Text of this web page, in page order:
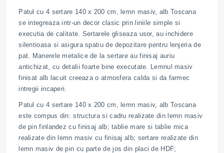
Patul cu 4 sertare 140 x 200 cm, lemn masiv, alb Toscana
se integreaza intr-un decor clasic prin liniile simple si
executia de calitate. Sertarele gliseaza usor, au inchidere
silentioasa si asigura spatiu de depozitare pentru lenjeria de
pat. Manerele metalice de la sertare au finisaj auriu
antichizat, cu detalii foarte bine executate. Lemnul masiv
finisat alb lacuit creeaza o atmosfera calda si da farmec
intregii incaperi.
Patul cu 4 sertare 140 x 200 cm, lemn masiv, alb Toscana
este compus din: structura si cadru realizate din lemn masiv
de pin finlandez cu finisaj alb; tablie mare si tablie mica
realizate din lemn masiv cu finisaj alb; sertare realizate din
lemn masiv de pin cu parte de jos din placi de HDF;